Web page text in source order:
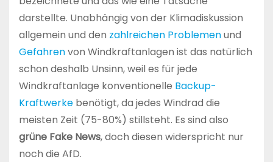
darstellte. Unabhängig von der Klimadiskussion
allgemein und den zahlreichen Problemenund
Gefahrenvon Windkraftanlagen ist das natürlich
schon deshalb Unsinn, weil es für jede
Windkraftanlage konventionelle Backup-
Kraftwerke benötigt, da jedes Windrad die
meisten Zeit (75-80%) stillsteht. Es sind also
grüne Fake News, doch diesen widerspricht nur
noch die AfD.